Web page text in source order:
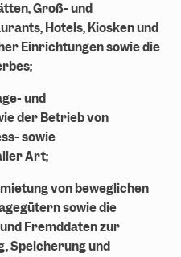
Groß- und
Hotels, Kiosken und
Einrichtungen sowie die
und
der Betrieb von
sowie
Art;
von beweglichen
sowie die
und Fremddaten zur
Speicherung und